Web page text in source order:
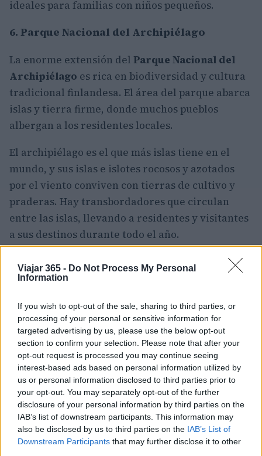
Viajar 365 - Do Not Process My Personal
Information
If you wish to opt-out of the sale, sharing to third parties, or
processing of your personal or sensitive information for
targeted advertising by us, please use the below opt-out
section to confirm your selection. Please note that after your
opt-out request is processed you may continue seeing
interest-based ads based on personal information utilized by
us or personal information disclosed to third parties prior to
your opt-out. You may separately opt-out of the further
disclosure of your personal information by third parties on the
IAB’s list of downstream participants. This information may
also be disclosed by us to third parties on the IAB’s List of
Downstream Participants that may further disclose it to other
ideales para familias con niños pequeños.
6. Parque Nacional del Archipiélago
La enorme extensión del Parque Nacional del
Archipiélago es rica en biodiversidad y cultura
tradicional finlandesa. El área del parque abarca
islas y tierra firme, donde muchos pueblos
albergan a los residentes locales.
El archipiélago es el que más islas tiene en el
mundo, y sus islas e islotes rocosos y azotados
por el viento conviven con tierras de cultivo y
praderas. Hay transbordadores que circulan
entre las islas, llevando a residentes y visitantes
a sus destinos durante todo el año.
Una de las grandes atracciones del
parque
nacionalson los deportes acuáticos; mucha gente
mientras que otros disfrutan de excursiones en
velero. En los meses de invierno, algunos
atrevidos visitantes incluso esquían en el mar
helado.
5. Parque Nacional de Riisitunturi
Situado en laLaponiafinlandesa, este parque
nacional es asombrosamente bello. En invierno,
una espesa nevada cubre el denso bosque y